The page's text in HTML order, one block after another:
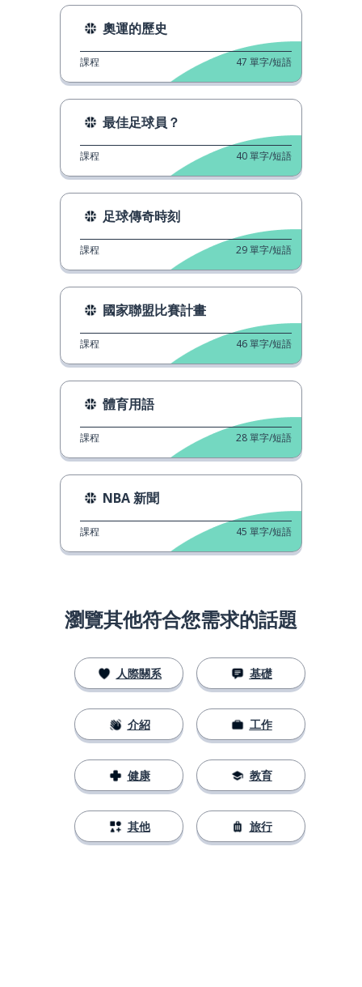
奧運的歷史
課程 47 單字/短語
最佳足球員？
課程 40單字/短語
足球傳奇時刻
課程 29單字/短語
國家聯盟比賽計畫
課程 46單字/短語
體育用語
課程 28單字/短語
NBA 新聞
課程 45 單字/短語
瀏覽其他符合您需求的話題
人際關系
介紹
健康
其他
基礎
工作
教育
旅行